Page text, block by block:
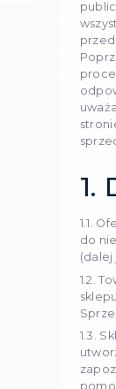
18 sierpnia